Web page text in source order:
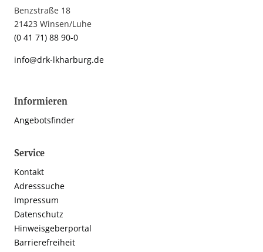
Benzstraße 18
21423 Winsen/Luhe
(0 41 71) 88 90-0
info@drk-lkharburg.de
Informieren
Angebotsfinder
Service
Kontakt
Adresssuche
Impressum
Datenschutz
Hinweisgeberportal
Barrierefreiheit